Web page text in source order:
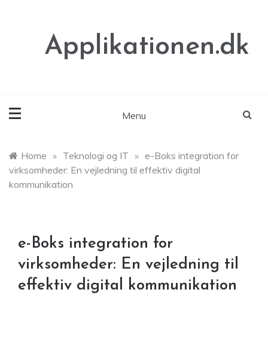
Applikationen.dk
Menu
Home » Teknologi og IT » e-Boks integration for
virksomheder: En vejledning til effektiv digital
kommunikation
e-Boks integration for
virksomheder: En vejledning til
effektiv digital kommunikation